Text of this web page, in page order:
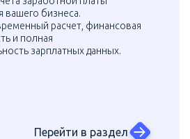
вашего бизнеса.
расчет, финансовая
и полная
зарплатных данных.
Перейти в раздел